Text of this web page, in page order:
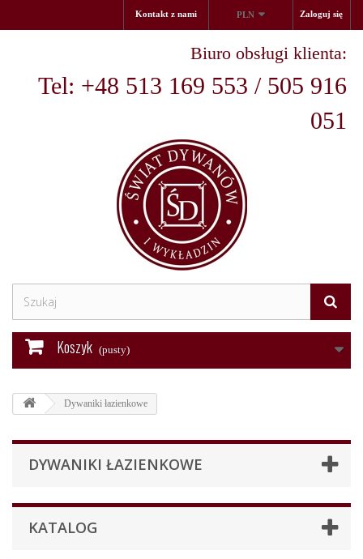
Zaloguj się
PLN
Kontakt z nami
Biuro obsługi klienta:
Tel: +48 513 169 553 / 505 916
051
Koszyk (pusty)
Dywaniki łazienkowe
DYWANIKI ŁAZIENKOWE
KATALOG